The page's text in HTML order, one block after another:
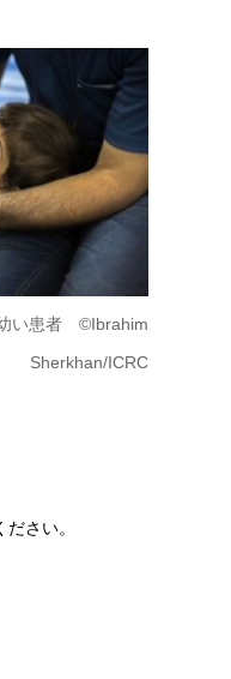
い患者 ©Ibrahim
Sherkhan/ICRC
ださい。